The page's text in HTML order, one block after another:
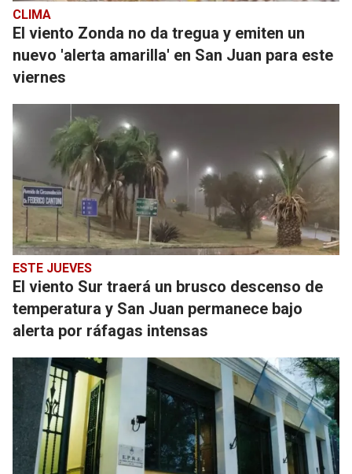
CLIMA
El viento Zonda no da tregua y emiten un
nuevo 'alerta amarilla' en San Juan para este
viernes
ESTE JUEVES
El viento Sur traerá un brusco descenso de
temperatura y San Juan permanece bajo
alerta por ráfagas intensas